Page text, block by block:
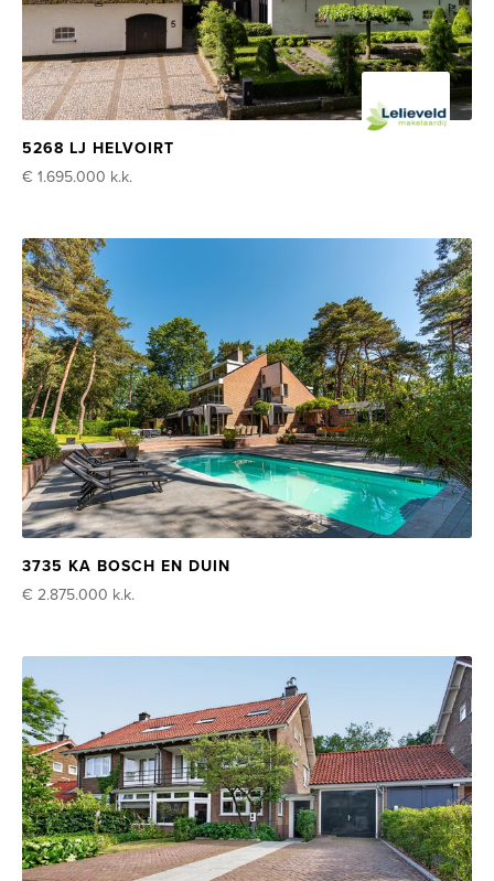
5268 LJ HELVOIRT
€ 1.695.000 k.k.
3735 KA BOSCH EN DUIN
€ 2.875.000 k.k.